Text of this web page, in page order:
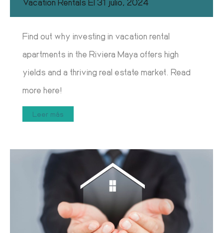
Vacation Rentals El 31 julio, 2024
Find out why investing in vacation rental
apartments in the Riviera Maya offers high
yields and a thriving real estate market. Read
more here!
Leer más